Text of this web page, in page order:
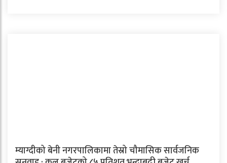
म्याग्दीको बेनी नगरपालिकामा तेस्रो चौमासिक सार्वजनिक